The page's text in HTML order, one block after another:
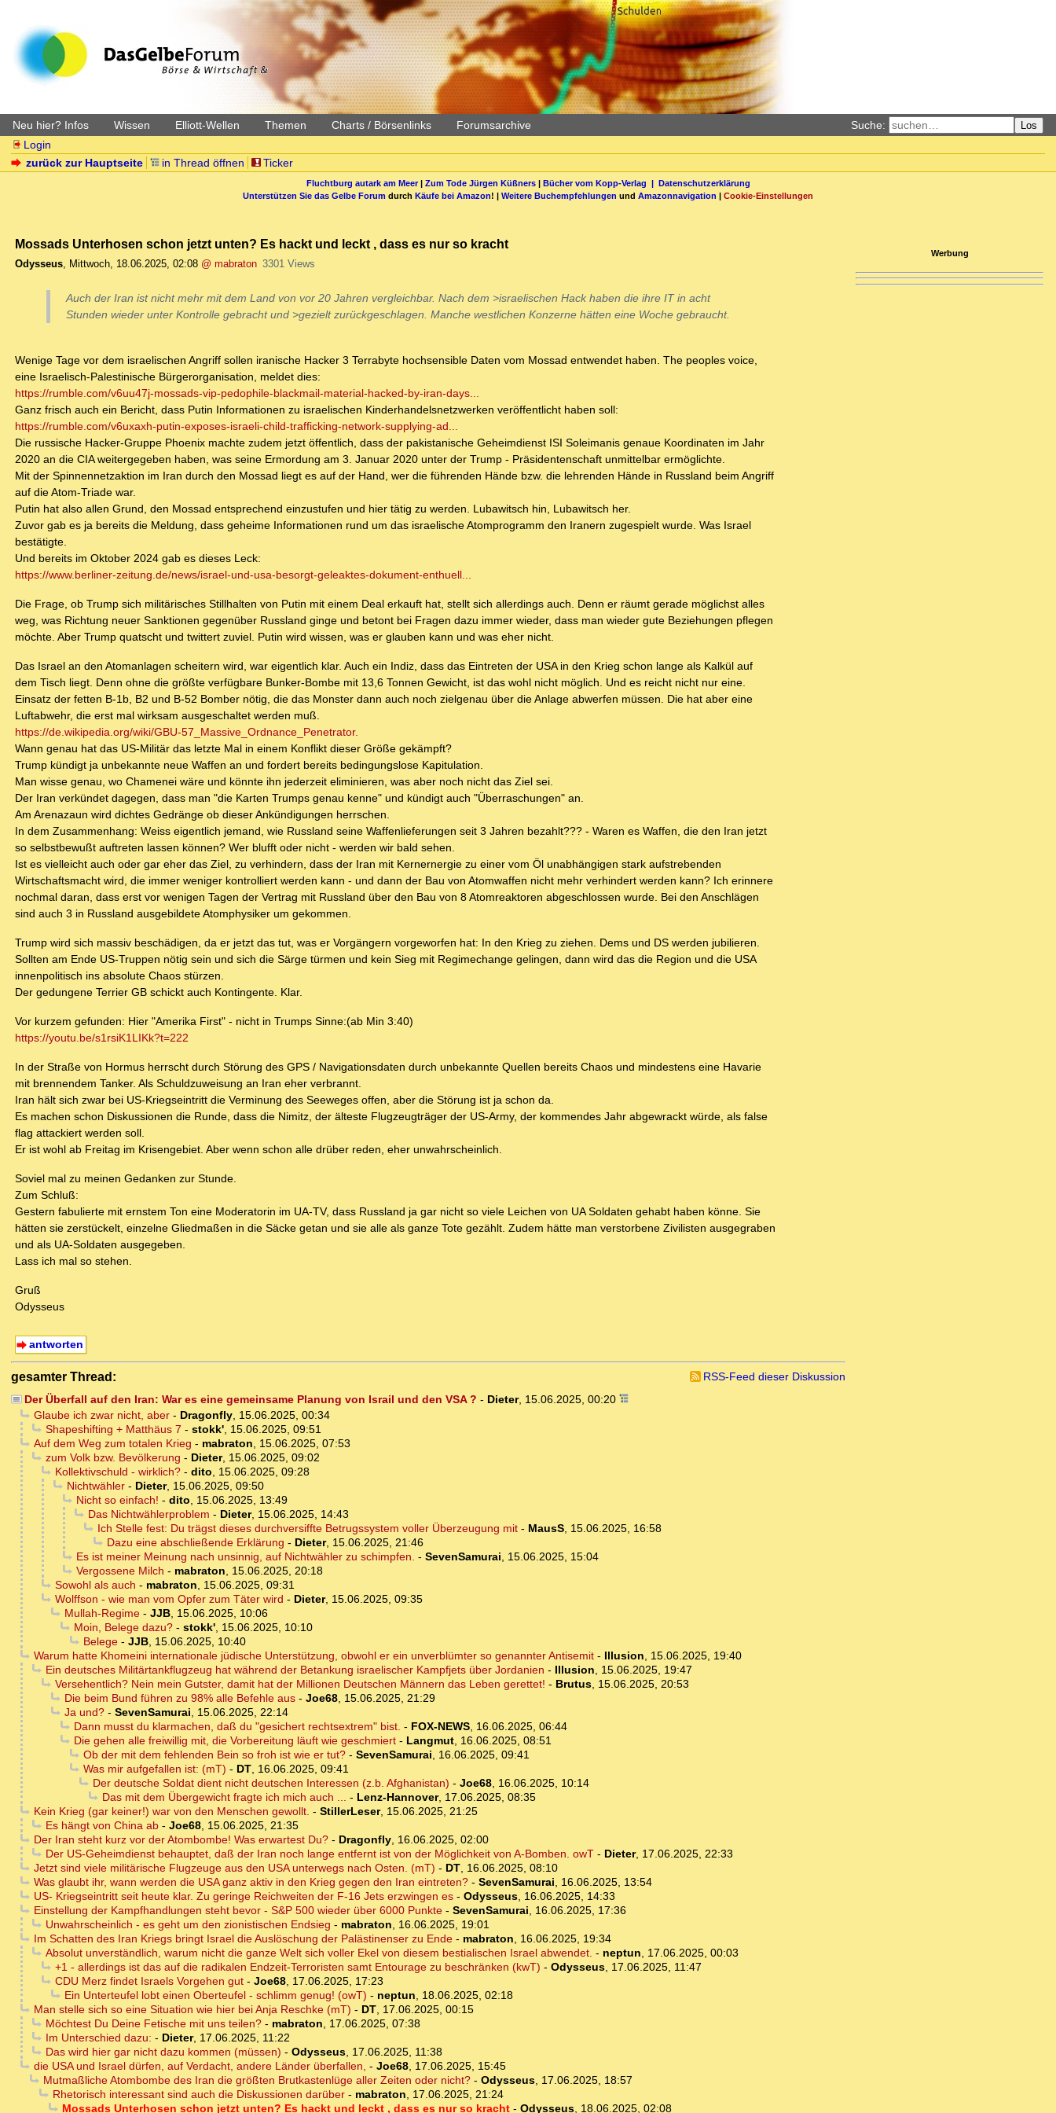
Neu hier? Infos Wissen Elliott-Wellen Themen Charts / Börsenlinks Forumsarchive Suche: Los
Login
zurück zur Hauptseite
in Thread öffnen Ticker
Fluchtburg autark am Meer| Zum Tode Jürgen Küßners| Bücher vom Kopp-Verlag | Datenschutzerklärung
Unterstützen Sie das Gelbe Forum durch Käufe bei Amazon! | Weitere Buchempfehlungen und Amazonnavigation | Cookie-Einstellungen
Mossads Unterhosen schon jetzt unten? Es hackt und leckt , dass es nur so kracht
Odysseus, Mittwoch, 18.06.2025, 02:08 @ mabraton 3301 Views
Auch der Iran ist nicht mehr mit dem Land von vor 20 Jahren vergleichbar. Nach dem >israelischen Hack haben die ihre IT in acht
Stunden wieder unter Kontrolle gebracht und >gezielt zurückgeschlagen. Manche westlichen Konzerne hätten eine Woche gebraucht.
Wenige Tage vor dem israelischen Angriff sollen iranische Hacker 3 Terrabyte hochsensible Daten vom Mossad entwendet haben. The peoples voice,
eine Israelisch-Palestinische Bürgerorganisation, meldet dies:
https://rumble.com/v6uu47j-mossads-vip-pedophile-blackmail-material-hacked-by-iran-days...
Ganz frisch auch ein Bericht, dass Putin Informationen zu israelischen Kinderhandelsnetzwerken veröffentlicht haben soll:
https://rumble.com/v6uxaxh-putin-exposes-israeli-child-trafficking-network-supplying-ad...
Die russische Hacker-Gruppe Phoenix machte zudem jetzt öffentlich, dass der pakistanische Geheimdienst ISI Soleimanis genaue Koordinaten im Jahr
2020 an die CIA weitergegeben haben, was seine Ermordung am 3. Januar 2020 unter der Trump - Präsidentenschaft unmittelbar ermöglichte.
Mit der Spinnennetzaktion im Iran durch den Mossad liegt es auf der Hand, wer die führenden Hände bzw. die lehrenden Hände in Russland beim Angriff
auf die Atom-Triade war.
Putin hat also allen Grund, den Mossad entsprechend einzustufen und hier tätig zu werden. Lubawitsch hin, Lubawitsch her.
Zuvor gab es ja bereits die Meldung, dass geheime Informationen rund um das israelische Atomprogramm den Iranern zugespielt wurde. Was Israel
bestätigte.
Und bereits im Oktober 2024 gab es dieses Leck:
https://www.berliner-zeitung.de/news/israel-und-usa-besorgt-geleaktes-dokument-enthuell...
Die Frage, ob Trump sich militärisches Stillhalten von Putin mit einem Deal erkauft hat, stellt sich allerdings auch. Denn er räumt gerade möglichst alles
weg, was Richtung neuer Sanktionen gegenüber Russland ginge und betont bei Fragen dazu immer wieder, dass man wieder gute Beziehungen pflegen
möchte. Aber Trump quatscht und twittert zuviel. Putin wird wissen, was er glauben kann und was eher nicht.
Das Israel an den Atomanlagen scheitern wird, war eigentlich klar. Auch ein Indiz, dass das Eintreten der USA in den Krieg schon lange als Kalkül auf
dem Tisch liegt. Denn ohne die größte verfügbare Bunker-Bombe mit 13,6 Tonnen Gewicht, ist das wohl nicht möglich. Und es reicht nicht nur eine.
Einsatz der fetten B-1b, B2 und B-52 Bomber nötig, die das Monster dann auch noch zielgenau über die Anlage abwerfen müssen. Die hat aber eine
Luftabwehr, die erst mal wirksam ausgeschaltet werden muß.
https://de.wikipedia.org/wiki/GBU-57_Massive_Ordnance_Penetrator.
Wann genau hat das US-Militär das letzte Mal in einem Konflikt dieser Größe gekämpft?
Trump kündigt ja unbekannte neue Waffen an und fordert bereits bedingungslose Kapitulation.
Man wisse genau, wo Chamenei wäre und könnte ihn jederzeit eliminieren, was aber noch nicht das Ziel sei.
Der Iran verkündet dagegen, dass man "die Karten Trumps genau kenne" und kündigt auch "Überraschungen" an.
Am Arenazaun wird dichtes Gedränge ob dieser Ankündigungen herrschen.
In dem Zusammenhang: Weiss eigentlich jemand, wie Russland seine Waffenlieferungen seit 3 Jahren bezahlt??? - Waren es Waffen, die den Iran jetzt
so selbstbewußt auftreten lassen können? Wer blufft oder nicht - werden wir bald sehen.
Ist es vielleicht auch oder gar eher das Ziel, zu verhindern, dass der Iran mit Kernernergie zu einer vom Öl unabhängigen stark aufstrebenden
Wirtschaftsmacht wird, die immer weniger kontrolliert werden kann - und dann der Bau von Atomwaffen nicht mehr verhindert werden kann? Ich erinnere
nochmal daran, dass erst vor wenigen Tagen der Vertrag mit Russland über den Bau von 8 Atomreaktoren abgeschlossen wurde. Bei den Anschlägen
sind auch 3 in Russland ausgebildete Atomphysiker um gekommen.
Trump wird sich massiv beschädigen, da er jetzt das tut, was er Vorgängern vorgeworfen hat: In den Krieg zu ziehen. Dems und DS werden jubilieren.
Sollten am Ende US-Truppen nötig sein und sich die Särge türmen und kein Sieg mit Regimechange gelingen, dann wird das die Region und die USA
innenpolitisch ins absolute Chaos stürzen.
Der gedungene Terrier GB schickt auch Kontingente. Klar.
Vor kurzem gefunden: Hier "Amerika First" - nicht in Trumps Sinne:(ab Min 3:40)
https://youtu.be/s1rsiK1LIKk?t=222
In der Straße von Hormus herrscht durch Störung des GPS / Navigationsdaten durch unbekannte Quellen bereits Chaos und mindestens eine Havarie
mit brennendem Tanker. Als Schuldzuweisung an Iran eher verbrannt.
Iran hält sich zwar bei US-Kriegseintritt die Verminung des Seeweges offen, aber die Störung ist ja schon da.
Es machen schon Diskussionen die Runde, dass die Nimitz, der älteste Flugzeugträger der US-Army, der kommendes Jahr abgewrackt würde, als false
flag attackiert werden soll.
Er ist wohl ab Freitag im Krisengebiet. Aber wenn schon alle drüber reden, eher unwahrscheinlich.
Soviel mal zu meinen Gedanken zur Stunde.
Zum Schluß:
Gestern fabulierte mit ernstem Ton eine Moderatorin im UA-TV, dass Russland ja gar nicht so viele Leichen von UA Soldaten gehabt haben könne. Sie
hätten sie zerstückelt, einzelne Gliedmaßen in die Säcke getan und sie alle als ganze Tote gezählt. Zudem hätte man verstorbene Zivilisten ausgegraben
und als UA-Soldaten ausgegeben.
Lass ich mal so stehen.
Gruß
Odysseus
antworten
gesamter Thread:
RSS-Feed dieser Diskussion
Der Überfall auf den Iran: War es eine gemeinsame Planung von Israil und den VSA ? - Dieter, 15.06.2025, 00:20
Glaube ich zwar nicht, aber- Dragonfly, 15.06.2025, 00:34
Shapeshifting + Matthäus 7 - stokk', 15.06.2025, 09:51
Auf dem Weg zum totalen Krieg - mabraton, 15.06.2025, 07:53
zum Volk bzw. Bevölkerung - Dieter, 15.06.2025, 09:02
Kollektivschuld - wirklich?- dito, 15.06.2025, 09:28
Nichtwähler- Dieter, 15.06.2025, 09:50
Nicht so einfach! - dito, 15.06.2025, 13:49
Das Nichtwählerproblem - Dieter, 15.06.2025, 14:43
Ich Stelle fest: Du trägst dieses durchversiffte Betrugssystem voller Überzeugung mit- MausS, 15.06.2025, 16:58
Dazu eine abschließende Erklärung - Dieter, 15.06.2025, 21:46
Es ist meiner Meinung nach unsinnig, auf Nichtwähler zu schimpfen. - SevenSamurai, 15.06.2025, 15:04
Vergossene Milch - mabraton, 15.06.2025, 20:18
Sowohl als auch - mabraton, 15.06.2025, 09:31
Wolffson - wie man vom Opfer zum Täter wird - Dieter, 15.06.2025, 09:35
Mullah-Regime- JJB, 15.06.2025, 10:06
Moin, Belege dazu?- stokk', 15.06.2025, 10:10
Belege- JJB, 15.06.2025, 10:40
Warum hatte Khomeini internationale jüdische Unterstützung, obwohl er ein unverblümter so genannter Antisemit- Illusion, 15.06.2025, 19:40
Ein deutsches Militärtankflugzeug hat während der Betankung israelischer Kampfjets über Jordanien - Illusion, 15.06.2025, 19:47
Versehentlich? Nein mein Gutster, damit hat der Millionen Deutschen Männern das Leben gerettet! - Brutus, 15.06.2025, 20:53
Die beim Bund führen zu 98% alle Befehle aus- Joe68, 15.06.2025, 21:29
Ja und?- SevenSamurai, 15.06.2025, 22:14
Dann musst du klarmachen, daß du "gesichert rechtsextrem" bist. - FOX-NEWS, 16.06.2025, 06:44
Die gehen alle freiwillig mit, die Vorbereitung läuft wie geschmiert- Langmut, 16.06.2025, 08:51
Ob der mit dem fehlenden Bein so froh ist wie er tut?- SevenSamurai, 16.06.2025, 09:41
Was mir aufgefallen ist: (mT) - DT, 16.06.2025, 09:41
Der deutsche Soldat dient nicht deutschen Interessen (z.b. Afghanistan) - Joe68, 16.06.2025, 10:14
Das mit dem Übergewicht fragte ich mich auch ... - Lenz-Hannover, 17.06.2025, 08:35
Kein Krieg (gar keiner!) war von den Menschen gewollt. - StillerLeser, 15.06.2025, 21:25
Es hängt von China ab- Joe68, 15.06.2025, 21:35
Der Iran steht kurz vor der Atombombe! Was erwartest Du?- Dragonfly, 16.06.2025, 02:00
Der US-Geheimdienst behauptet, daß der Iran noch lange entfernt ist von der Möglichkeit von A-Bomben. owT- Dieter, 17.06.2025, 22:33
Jetzt sind viele militärische Flugzeuge aus den USA unterwegs nach Osten. (mT) - DT, 16.06.2025, 08:10
Was glaubt ihr, wann werden die USA ganz aktiv in den Krieg gegen den Iran eintreten?- SevenSamurai, 16.06.2025, 13:54
US- Kriegseintritt seit heute klar. Zu geringe Reichweiten der F-16 Jets erzwingen es- Odysseus, 16.06.2025, 14:33
Einstellung der Kampfhandlungen steht bevor - S&P 500 wieder über 6000 Punkte- SevenSamurai, 16.06.2025, 17:36
Unwahrscheinlich - es geht um den zionistischen Endsieg - mabraton, 16.06.2025, 19:01
Im Schatten des Iran Kriegs bringt Israel die Auslöschung der Palästinenser zu Ende- mabraton, 16.06.2025, 19:34
Absolut unverständlich, warum nicht die ganze Welt sich voller Ekel von diesem bestialischen Israel abwendet. - neptun, 17.06.2025, 00:03
+1 - allerdings ist das auf die radikalen Endzeit-Terroristen samt Entourage zu beschränken (kwT) - Odysseus, 17.06.2025, 11:47
CDU Merz findet Israels Vorgehen gut- Joe68, 17.06.2025, 17:23
Ein Unterteufel lobt einen Oberteufel - schlimm genug! (owT) - neptun, 18.06.2025, 02:18
Man stelle sich so eine Situation wie hier bei Anja Reschke (mT) - DT, 17.06.2025, 00:15
Möchtest Du Deine Fetische mit uns teilen?- mabraton, 17.06.2025, 07:38
Im Unterschied dazu: - Dieter, 17.06.2025, 11:22
Das wird hier gar nicht dazu kommen (müssen) - Odysseus, 17.06.2025, 11:38
die USA und Israel dürfen, auf Verdacht, andere Länder überfallen, - Joe68, 17.06.2025, 15:45
Mutmaßliche Atombombe des Iran die größten Brutkastenlüge aller Zeiten oder nicht?- Odysseus, 17.06.2025, 18:57
Rhetorisch interessant sind auch die Diskussionen darüber- mabraton, 17.06.2025, 21:24
Mossads Unterhosen schon jetzt unten? Es hackt und leckt , dass es nur so kracht- Odysseus, 18.06.2025, 02:08
Werbung